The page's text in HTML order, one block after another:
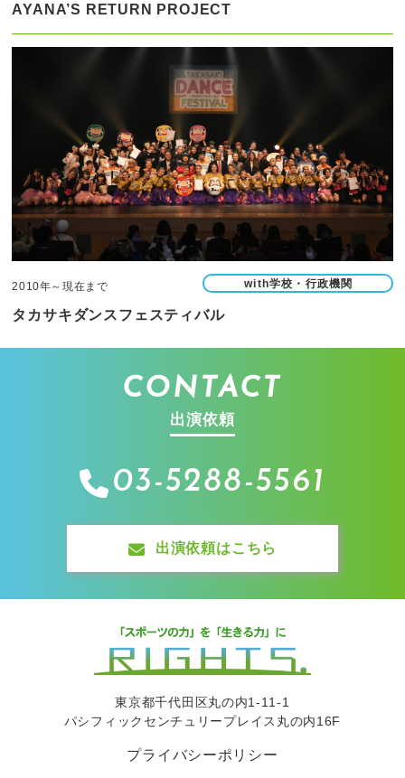
AYANA’S RETURN PROJECT
2010年～現在まで with学校・行政機関
タカサキダンスフェスティバル
CONTACT
出演依頼
03-5288-5561
出演依頼はこちら
東京都千代田区丸の内1-11-1
パシフィックセンチュリープレイス丸の内16F
プライバシーポリシー